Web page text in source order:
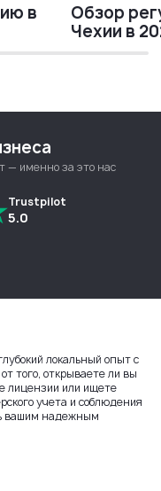
в
Обзор
Чехии в
— именно за это нас
Trustpilot
5.0
локальный опыт с
того, открываете ли вы
лицензии или ищете
учета и соблюдения
вашим надежным